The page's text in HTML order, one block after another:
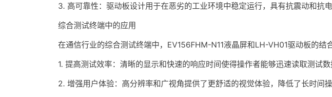
3. 高可靠性：驱动板设计用于在恶劣的工业环境中稳定运行，具有抗震动和抗电
综合测试终端中的应用
在通信行业的综合测试终端中，EV156FHM-N11液晶屏和LH-VH01驱动板的结合
1. 提高测试效率：清晰的显示和快速的响应时间使得操作者能够迅速读取测试数
2. 增强用户体验：高分辨率和广视角提供了更舒适的视觉体验，降低了长时间操